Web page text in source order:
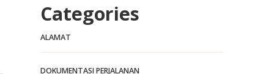
Categories
ALAMAT
DOKUMENTASI PERJALANAN